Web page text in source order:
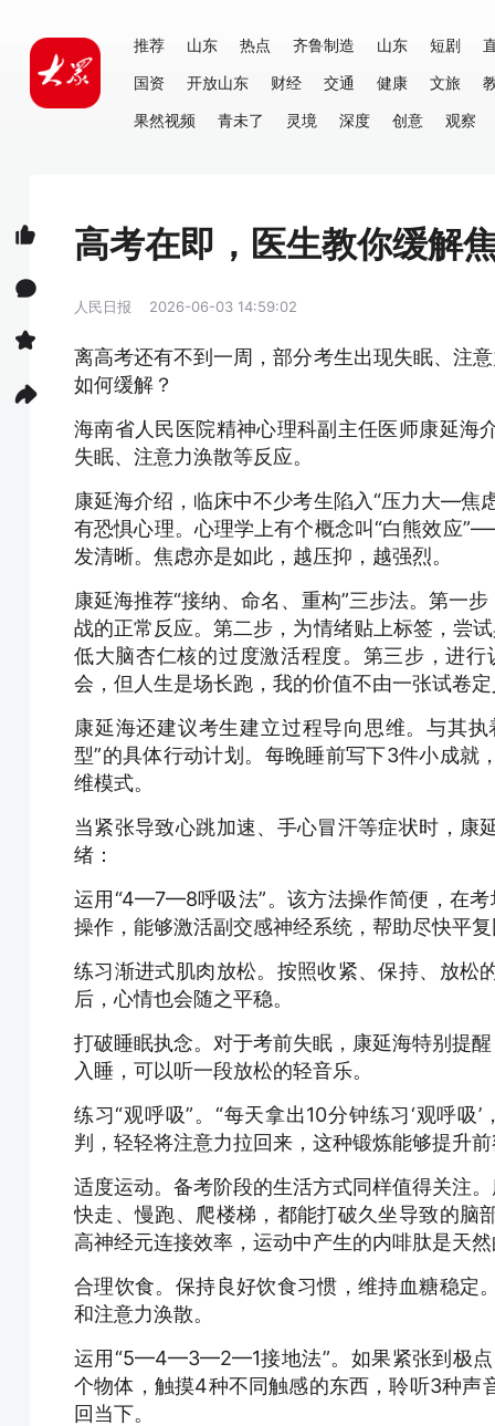
推荐 山东 热点 齐鲁制造 山东 短剧
国资
开放山东 财经 交通 健康 文旅
果然视频
青未了 灵境 深度 创意 观察
高考在即，医生教你缓解
人民日报 2026-06-03 14:59:02
离高考还有不到一周，部分考生出现失眠、注
如何缓解？
海南省人民医院精神心理科副主任医师康延海
失眠、注意力涣散等反应。
康延海介绍，临床中不少考生陷入“压力大—
有恐惧心理。心理学上有个概念叫“白熊效应
发清晰。焦虑亦是如此，越压抑，越强烈。
康延海推荐“接纳、命名、重构”三步法。第一
战的正常反应。第二步，为情绪贴上标签，尝
低大脑杏仁核的过度激活程度。第三步，进
会，但人生是场长跑，我的价值不由一张试卷定
康延海还建议考生建立过程导向思维。与其
型”的具体行动计划。每晚睡前写下3件小成就
维模式。
当紧张导致心跳加速、手心冒汗等症状时，康
绪：
运用“4—7—8呼吸法”。该方法操作简便，在
操作，能够激活副交感神经系统，帮助尽快平
练习渐进式肌肉放松。按照收紧、保持、放松
后，心情也会随之平稳。
打破睡眠执念。对于考前失眠，康延海特别提
入睡，可以听一段放松的轻音乐。
练习“观呼吸”。“每天拿出10分钟练习‘观呼
判，轻轻将注意力拉回来，这种锻炼能够提升
适度运动。备考阶段的生活方式同样值得关注
快走、慢跑、爬楼梯，都能打破久坐导致的脑
高神经元连接效率，运动中产生的内啡肽是天然
合理饮食。保持良好饮食习惯，维持血糖稳定
和注意力涣散。
运用“5—4—3—2—1接地法”。如果紧张到极
个物体，触摸4种不同触感的东西，聆听3种声
回当下。